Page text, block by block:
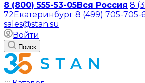
8 (800) 555-53-05Вся Россия 8
72Екатеринбург 8 (499) 705-705-6
sales@stan.su
Войти
Поиск